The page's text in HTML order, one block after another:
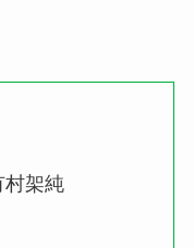
架純